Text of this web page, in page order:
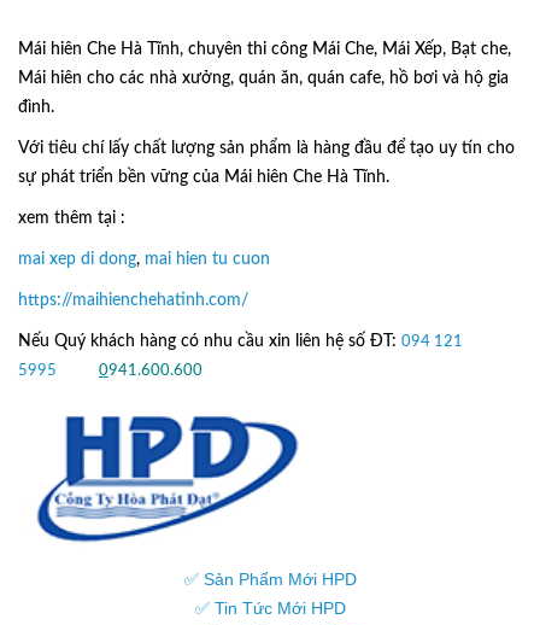
Mái hiên Che Hà Tĩnh, chuyên thi công Mái Che, Mái Xếp, Bạt che,
Mái hiên cho các nhà xưởng, quán ăn, quán cafe, hồ bơi và hộ gia
đình.
Với tiêu chí lấy chất lượng sản phẩm là hàng đầu để tạo uy tín cho
sự phát triển bền vững của Mái hiên Che Hà Tĩnh.
xem thêm tại :
mai xep di dong, mai hien tu cuon
https://maihienchehatinh.com/
Nếu Quý khách hàng có nhu cầu xin liên hệ số ĐT: 094 121
5995
0941.600.600
✅ Sản Phẩm Mới HPD
✅ Tin Tức Mới HPD